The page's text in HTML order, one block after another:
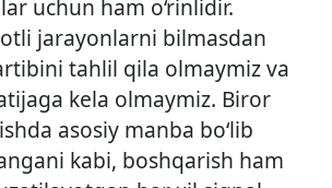
uchun ham o‘rinlidir.
jarayonlarni bilmasdan
tahlil qila olmaymiz va
kela olmaymiz. Biror
asosiy manba bo‘lib
kabi, boshqarish ham